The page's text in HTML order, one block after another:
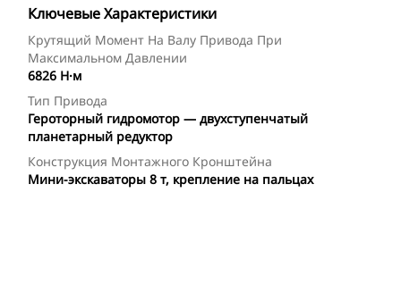
Ключевые Характеристики
Крутящий Момент На Валу Привода При
Максимальном Давлении
6826 Н·м
Тип Привода
Героторный гидромотор — двухступенчатый
планетарный редуктор
Конструкция Монтажного Кронштейна
Мини-экскаваторы 8 т, крепление на пальцах